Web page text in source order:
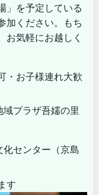
」を予定している
加ください。もち
お気軽にお越しく
・お子様連れ大歓
プラザ吾嬬の里
センター（京島
す